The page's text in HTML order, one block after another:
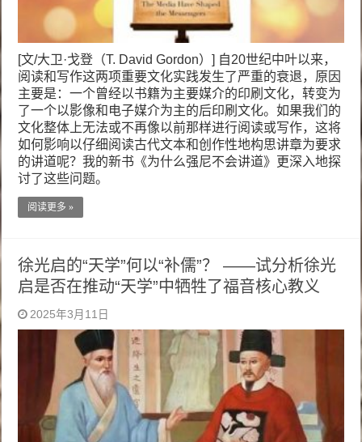
[文/大卫·戈登（T. David Gordon）] 自20世纪中叶以来，
阅读和写作这两项重要文化实践发生了严重的衰退，原因
主要是：一个曾经以书籍为主要媒介的印刷文化，转变为
了一个以影像和电子媒介为主的后印刷文化。如果我们的
文化整体上无法或不再像以前那样进行阅读或写作，这将
如何影响以仔细阅读古代文本和创作性地构思讲章为要求
的讲道呢？我的新书《为什么强尼不会讲道》更深入地探
讨了这些问题。
阅读更多 »
徐光启的“天学”何以“补儒”？ ——试分析徐光
启是否在推动“天学”中牺牲了福音核心教义
2025年3月11日